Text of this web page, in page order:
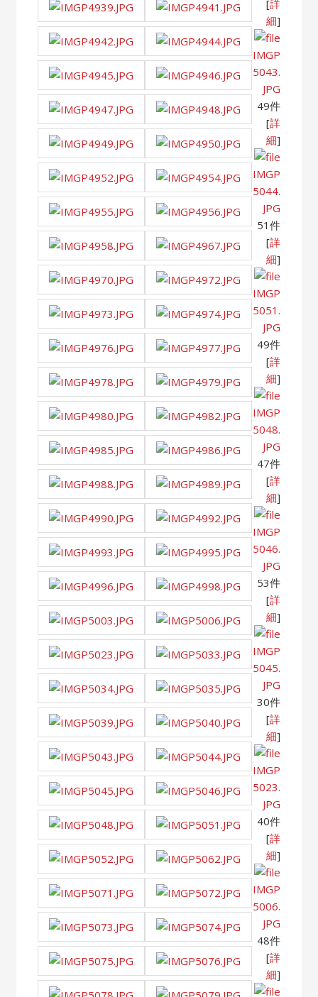
[詳
細]
IMGP
5043.
JPG
49件
[詳
細]
IMGP
5044.
JPG
51件
[詳
細]
IMGP
5051.
JPG
49件
[詳
細]
IMGP
5048.
JPG
47件
[詳
細]
IMGP
5046.
JPG
53件
[詳
細]
IMGP
5045.
JPG
30件
[詳
細]
IMGP
5023.
JPG
40件
[詳
細]
IMGP
5006.
JPG
48件
[詳
細]